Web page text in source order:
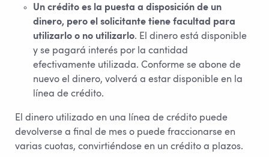
Un crédito es la puesta a disposición de un
dinero, pero el solicitante tiene facultad para
utilizarlo o no utilizarlo. El dinero está disponible
y se pagará interés por la cantidad
efectivamente utilizada. Conforme se abone de
nuevo el dinero, volverá a estar disponible en la
línea de crédito.
El dinero utilizado en una línea de crédito puede
devolverse a final de mes o puede fraccionarse en
varias cuotas, convirtiéndose en un crédito a plazos.